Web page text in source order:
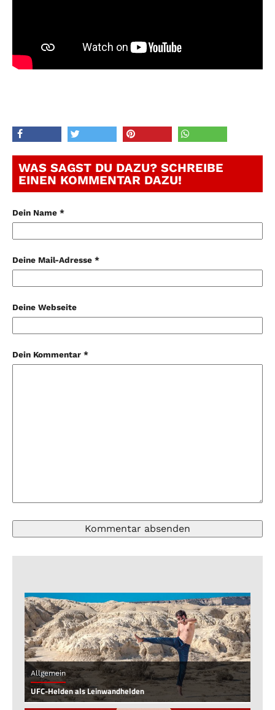
WAS SAGST DU DAZU? SCHREIBE
EINEN KOMMENTAR DAZU!
Dein Name *
Deine Mail-Adresse *
Deine Webseite
Dein Kommentar *
Allgemein
UFC-Helden als Leinwandhelden